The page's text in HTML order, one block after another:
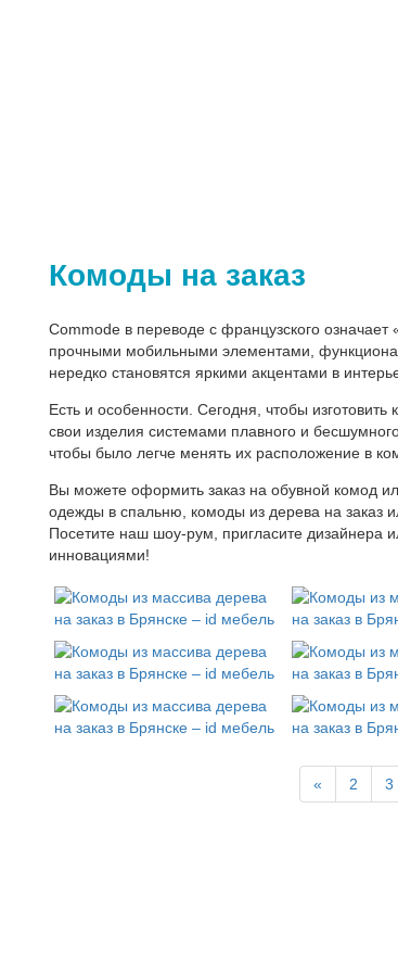
Комоды на заказ
Commode в переводе с французского
прочными мобильными элементами,
нередко становятся яркими акцентами в
Есть и особенности. Сегодня, чтобы
свои изделия системами плавного и
чтобы было легче менять их расположение в
Вы можете оформить заказ на обувной комод
одежды в спальню, комоды из дерева на заказ
Посетите наш шоу-рум, пригласите
инновациями!
« 2 3